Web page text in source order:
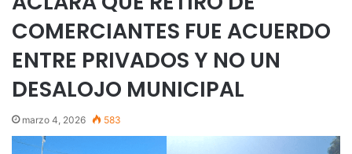
COMERCIANTES FUE ACUERDO
ENTRE PRIVADOS Y NO UN
DESALOJO MUNICIPAL
marzo 4, 2026 583